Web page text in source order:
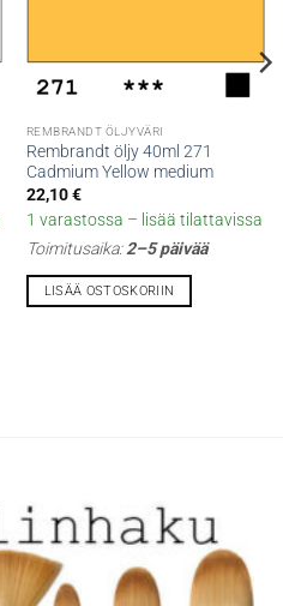
REMBRANDT ÖLJYVÄRI
Rembrandt öljy 40ml 271
Cadmium Yellow medium
22,10€
1 varastossa – lisää tilattavissa
Toimitusaika:2–5 päivää
LISÄÄ OSTOSKORIIN